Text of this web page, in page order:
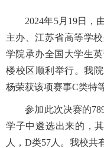
2024年5月19日，由
主办、江苏省高等学
学院承办全国大学生
楼校区顺利举行。我
杨荣获该项赛事C类特
参加此次决赛的789
学子中遴选出来的，
人，D类57人。我校共